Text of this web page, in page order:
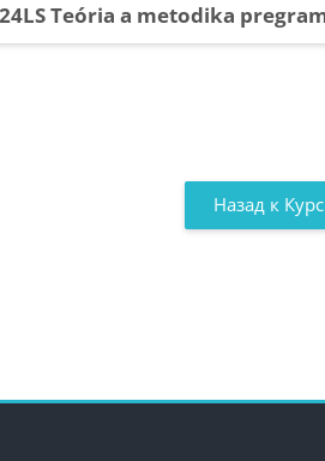
Teória a metodika
Назад к Курс